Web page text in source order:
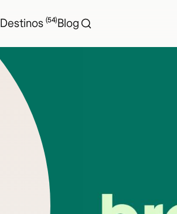
Destinos (54)Blog